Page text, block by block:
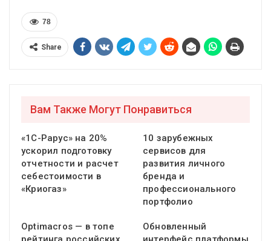
78
Share
Вам Также Могут Понравиться
«1С-Рарус» на 20%
ускорил подготовку
отчетности и расчет
себестоимости в
«Криогаз»
10 зарубежных
сервисов для
развития личного
бренда и
профессионального
портфолио
Optimacros — в топе
Обновленный